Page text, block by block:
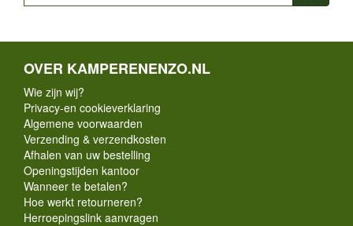
OVER KAMPERENENZO.NL
Wie zijn wij?
Privacy-en cookieverklaring
Algemene voorwaarden
Verzending & verzendkosten
Afhalen van uw bestelling
Openingstijden kantoor
Wanneer te betalen?
Hoe werkt retourneren?
Herroepingslink aanvragen